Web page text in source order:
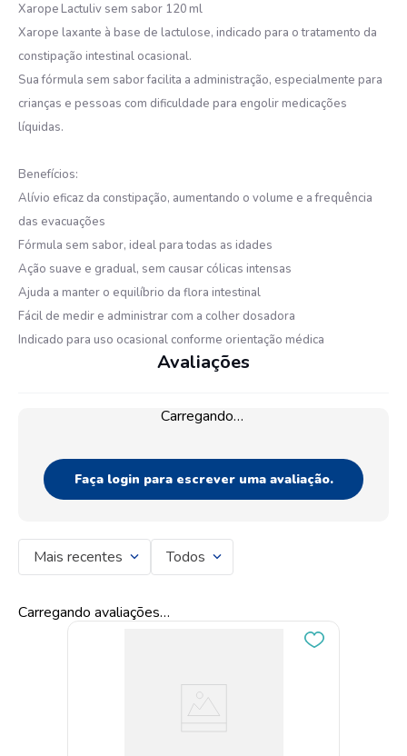
Xarope Lactuliv sem sabor 120 ml
Xarope laxante à base de lactulose, indicado para o tratamento da
constipação intestinal ocasional.
Sua fórmula sem sabor facilita a administração, especialmente para
crianças e pessoas com dificuldade para engolir medicações
líquidas.
Benefícios:
Alívio eficaz da constipação, aumentando o volume e a frequência
das evacuações
Fórmula sem sabor, ideal para todas as idades
Ação suave e gradual, sem causar cólicas intensas
Ajuda a manter o equilíbrio da flora intestinal
Fácil de medir e administrar com a colher dosadora
Indicado para uso ocasional conforme orientação médica
Avaliações
Carregando…
Faça login para escrever uma avaliação.
Mais recentes Todos
Carregando avaliações…